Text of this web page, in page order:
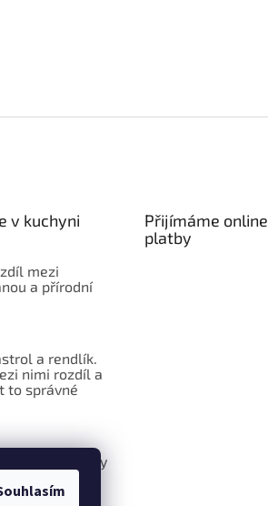
v kuchyni
mezi
a přírodní
a rendlík.
nimi rozdíl a
to správné
kuličky
Přijímáme online
platby